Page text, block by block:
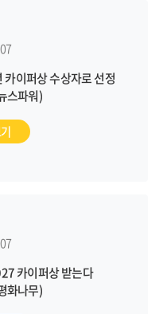
스파워)
카이퍼상 받는다
화나무)